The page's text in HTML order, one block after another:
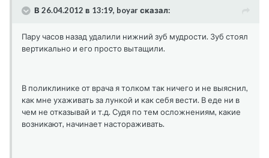
В 26.04.2012 в 13:19, boyar сказал:
Пару часов назад удалили нижний зуб мудрости. Зуб стоял
вертикально и его просто вытащили.
В поликлинике от врача я толком так ничего и не выяснил,
как мне ухаживать за лункой и как себя вести. В еде ни в
чем не отказывай и т.д. Судя по тем осложнениям, какие
возникают, начинает настораживать.